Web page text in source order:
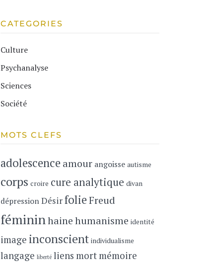
CATEGORIES
Culture
Psychanalyse
Sciences
Société
MOTS CLEFS
adolescenceamour angoisse autisme
corps croire cure analytique divan
dépressionDésirfolieFreud
fémininhainehumanisme identité
image inconscient individualisme
langage liberté liens mortmémoire